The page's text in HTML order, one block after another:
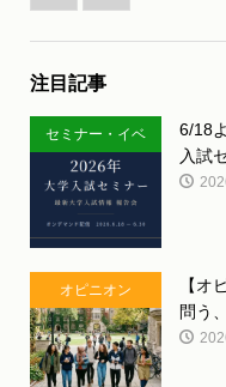
注目記事
セミナー・イベ
ント
6/18
入試
オピニオン
【オ
問う